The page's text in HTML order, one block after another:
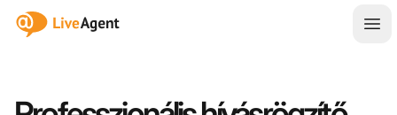
:site.title